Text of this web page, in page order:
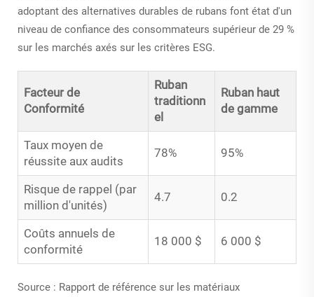
adoptant des alternatives durables de rubans font état d'un
niveau de confiance des consommateurs supérieur de 29 %
sur les marchés axés sur les critères ESG.
Facteur de
Conformité
Ruban
traditionn
el
Ruban haut
de gamme
Taux moyen de
réussite aux audits
78% 95%
Risque de rappel (par
million d'unités)
4.7 0.2
Coûts annuels de
conformité
18 000 $ 6 000 $
Source : Rapport de référence sur les matériaux